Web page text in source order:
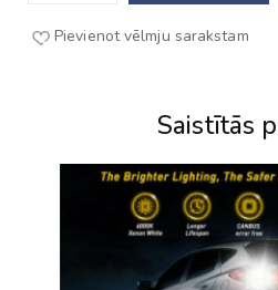
Pievienot vēlmju sarakstam
Saistītās